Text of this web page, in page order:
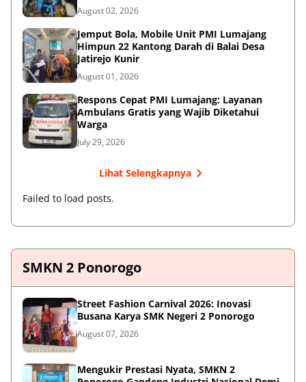
August 02, 2026
Jemput Bola, Mobile Unit PMI Lumajang
Himpun 22 Kantong Darah di Balai Desa
Jatirejo Kunir
August 01, 2026
Respons Cepat PMI Lumajang: Layanan
Ambulans Gratis yang Wajib Diketahui
Warga
July 29, 2026
Lihat Selengkapnya
Failed to load posts.
SMKN 2 Ponorogo
Street Fashion Carnival 2026: Inovasi
Busana Karya SMK Negeri 2 Ponorogo
August 07, 2026
Mengukir Prestasi Nyata, SMKN 2